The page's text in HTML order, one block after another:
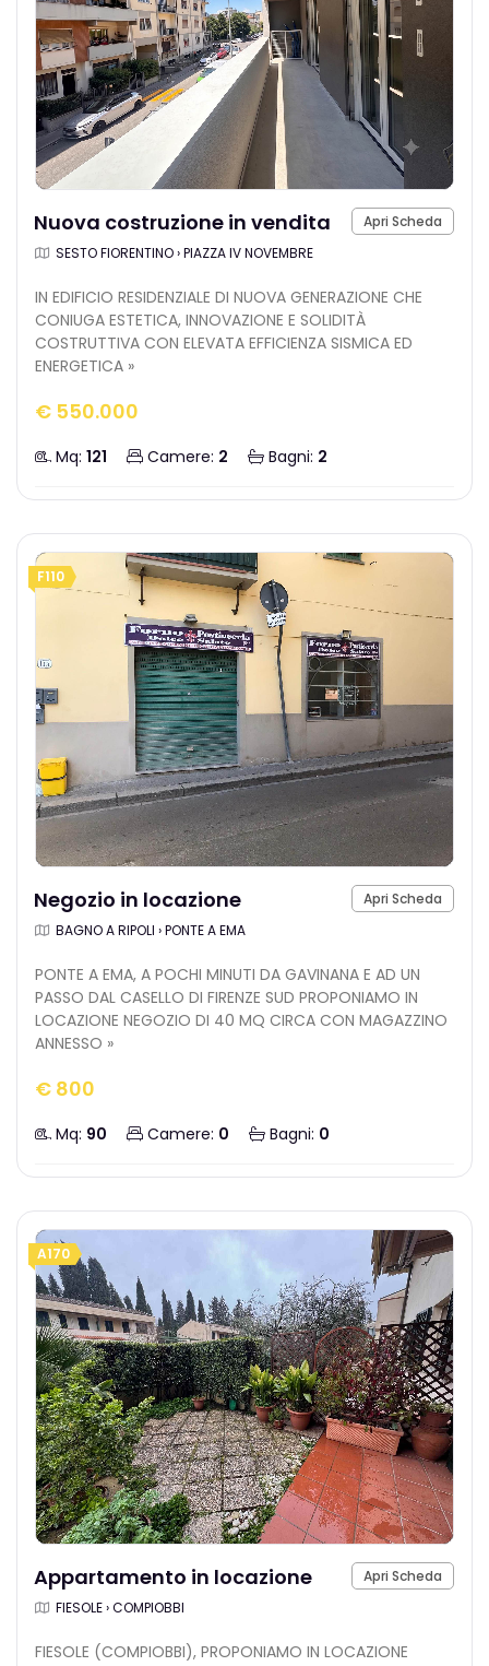
Apri Scheda
Nuova costruzione in vendita
SESTO FIORENTINO › PIAZZA IV NOVEMBRE
IN EDIFICIO RESIDENZIALE DI NUOVA GENERAZIONE CHE
CONIUGA ESTETICA, INNOVAZIONE E SOLIDITÀ
COSTRUTTIVA CON ELEVATA EFFICIENZA SISMICA ED
ENERGETICA »
€ 550.000
Mq: 121 Camere: 2 Bagni: 2
F110
Apri Scheda
Negozio in locazione
BAGNO A RIPOLI › PONTE A EMA
PONTE A EMA, A POCHI MINUTI DA GAVINANA E AD UN
PASSO DAL CASELLO DI FIRENZE SUD PROPONIAMO IN
LOCAZIONE NEGOZIO DI 40 MQ CIRCA CON MAGAZZINO
ANNESSO »
€ 800
Mq: 90 Camere: 0 Bagni: 0
A170
Apri Scheda
Appartamento in locazione
FIESOLE › COMPIOBBI
FIESOLE (COMPIOBBI), PROPONIAMO IN LOCAZIONE